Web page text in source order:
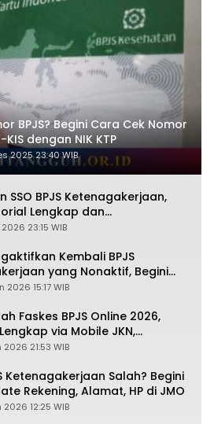
BPJS? Begini Cara Cek Nomor
KIS dengan NIK KTP
2025 23:40 WIB
SSO BPJS Ketenagakerjaan,
Lengkap dan
23:15 WIB
Kembali BPJS
yang Nonaktif, Begini
2026 15:17 WIB
Faskes BPJS Online 2026,
via Mobile JKN,
& Offiline Kantor Cabang
21:53 WIB
Ketenagakerjaan Salah? Begini
Rekening, Alamat, HP di JMO
2026 12:25 WIB